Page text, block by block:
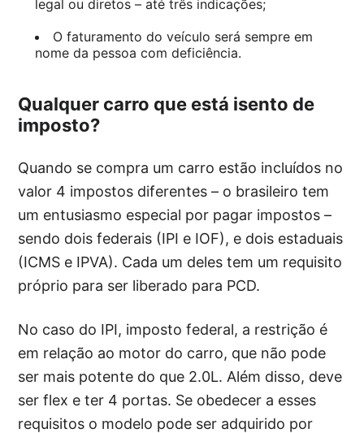
legal ou diretos – até três indicações;
O faturamento do veículo será sempre em
nome da pessoa com deficiência.
Qualquer carro que está isento de
imposto?
Quando se compra um carro estão incluídos no
valor 4 impostos diferentes – o brasileiro tem
um entusiasmo especial por pagar impostos –
sendo dois federais (IPI e IOF), e dois estaduais
(ICMS e IPVA). Cada um deles tem um requisito
próprio para ser liberado para PCD.
No caso do IPI, imposto federal, a restrição é
em relação ao motor do carro, que não pode
ser mais potente do que 2.0L. Além disso, deve
ser flex e ter 4 portas. Se obedecer a esses
requisitos o modelo pode ser adquirido por